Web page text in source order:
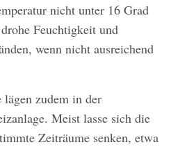
nicht unter 16 Grad
Feuchtigkeit und
wenn nicht ausreichend
lägen zudem in der
Meist lasse sich die
Zeiträume senken, etwa